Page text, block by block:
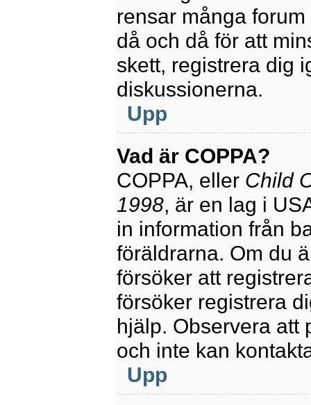
rensar många
då och då för att
skett, registrera dig
diskussionerna.
Upp
Vad är COPPA?
COPPA, eller Child
1998, är en lag i
in information från
föräldrarna. Om du
försöker att
försöker registrera
hjälp. Observera att
och inte kan
Upp